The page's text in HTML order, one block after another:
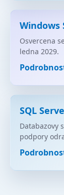
Windows
Osvercena
ledna 2029.
SQL
Databazovy
podpory